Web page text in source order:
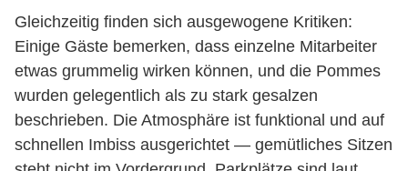
Gleichzeitig finden sich ausgewogene Kritiken:
Einige Gäste bemerken, dass einzelne Mitarbeiter
etwas grummelig wirken können, und die Pommes
wurden gelegentlich als zu stark gesalzen
beschrieben. Die Atmosphäre ist funktional und auf
schnellen Imbiss ausgerichtet — gemütliches Sitzen